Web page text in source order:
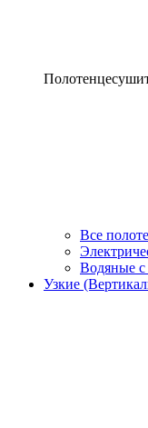
Все
Водяные с
Узкие